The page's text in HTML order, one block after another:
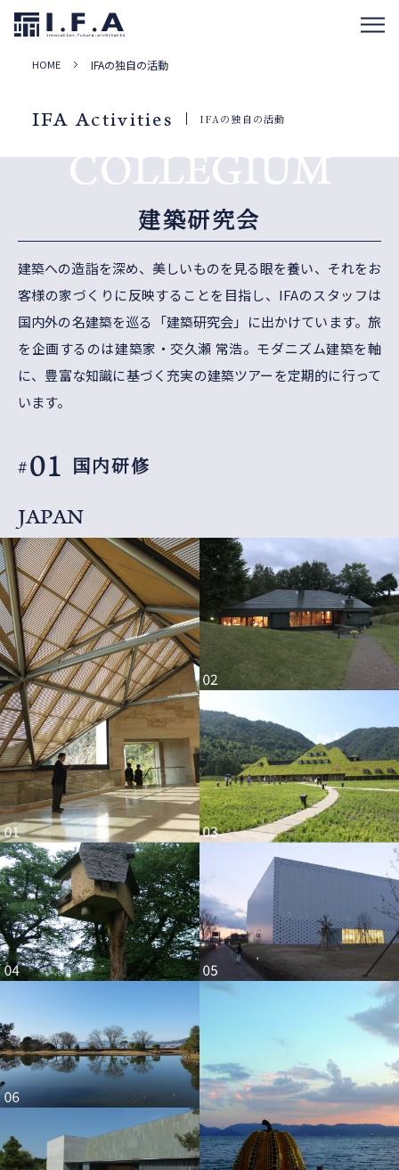
HOME IFAの独自の活動
IFA Activities IFAの独自の活動
COLLEGIUM
建築研究会
建築への造詣を深め、美しいものを見る眼を養い、それをお
客様の家づくりに反映することを目指し、 IFAのスタッフは
国内外の名建築を巡る「建築研究会」に出かけています。旅
を企画するのは建築家・交久瀬 常浩。 モダニズム建築を軸
に、豊富な知識に基づく充実の建築ツアーを定期的に行って
います。
#01 国内研修
JAPAN